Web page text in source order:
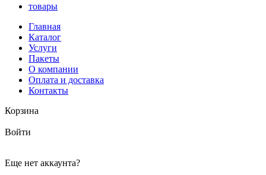
товары
Главная
Каталог
Услуги
Пакеты
О компании
Оплата и доставка
Контакты
Корзина
Войти
Еще нет аккаунта?